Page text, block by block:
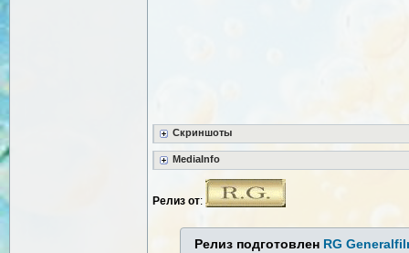
Скриншоты
MediaInfo
Релиз от:
Релиз подготовлен RG